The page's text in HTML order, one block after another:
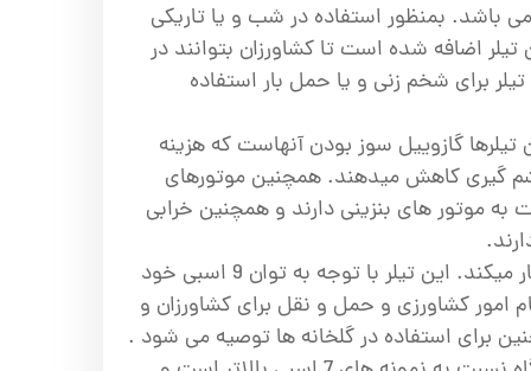
باشد. بمنظور استفاده در شب و یا تاریکی
اضافه شده است تا کشاورزان بتوانند در
برای شخم زنی و یا حمل بار استفاده
گازوییل سوز بودن آنهاست که هزینه
گیری کاهش میدهند. همچنین موتورهای
به موتور های بنزینی دارند و همچنین خرابی
تیلر ورما بصورت گیربکسی کار میکند. این تیلر با توجه به توان 9 اسبی خود
امور کشاورزی و حمل و نقل برای کشاورزان و
برای استفاده در گلخانه ها توصیه می شود .